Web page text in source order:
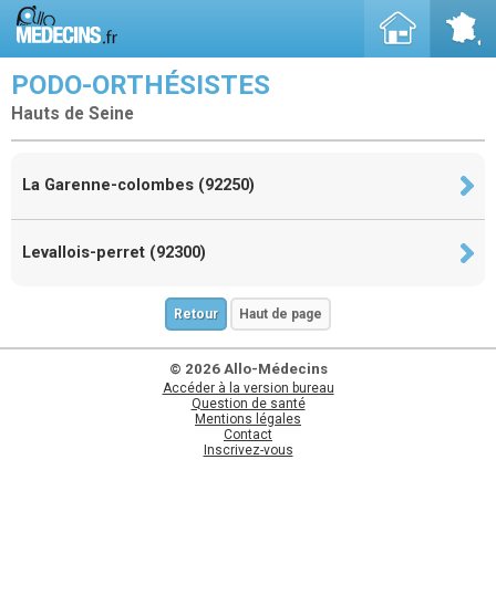
PODO-ORTHÉSISTES
Hauts de Seine
La Garenne-colombes (92250)
Levallois-perret (92300)
Retour Haut de page
© 2026 Allo-Médecins
Accéder à la version bureau
Question de santé
Mentions légales
Contact
Inscrivez-vous